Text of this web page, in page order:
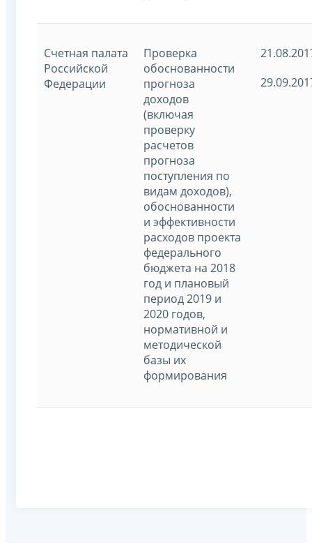
Счетная палата
Российской
Федерации
Проверка
обоснованности
прогноза
доходов
(включая
проверку
расчетов
прогноза
поступления по
видам доходов),
обоснованности
и эффективности
расходов проекта
федерального
бюджета на 2018
год и плановый
период 2019 и
2020 годов,
нормативной и
методической
базы их
формирования